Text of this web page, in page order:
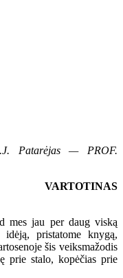
Patarėjas — PROF.
VARTOTINAS
jau per daug viską
idėją, pristatome knygą,
šis veiksmažodis
prie stalo, kopėčias prie